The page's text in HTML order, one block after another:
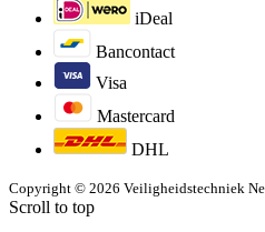
iDeal
Bancontact
Visa
Mastercard
DHL
Copyright © 2026 Veiligheidstechniek
Scroll to top